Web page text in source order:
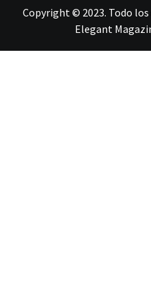
Copyright © 2023. Todo los
Elegant